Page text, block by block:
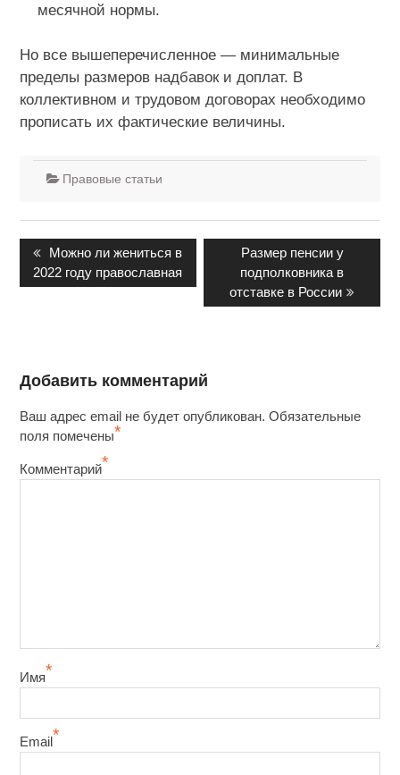
месячной нормы.
Но все вышеперечисленное — минимальные
пределы размеров надбавок и доплат. В
коллективном и трудовом договорах необходимо
прописать их фактические величины.
Правовые статьи
Предыдущая
запись:
Можно ли жениться в
2022 году православная
Следующая
запись:
Размер пенсии у
подполковника в
отставке в России
Добавить комментарий
Ваш адрес email не будет опубликован. Обязательные
поля помечены*
Комментарий*
Имя*
Email*